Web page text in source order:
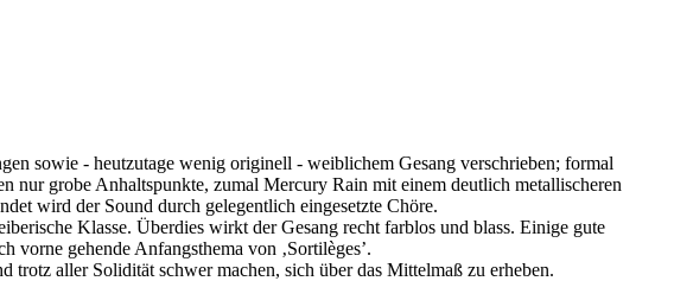
sowie - heutzutage wenig originell - weiblichem Gesang verschrieben; formal
nur grobe Anhaltspunkte, zumal Mercury Rain mit einem deutlich metallischeren
wird der Sound durch gelegentlich eingesetzte Chöre.
Klasse. Überdies wirkt der Gesang recht farblos und blass. Einige gute
vorne gehende Anfangsthema von ‚Sortilèges’.
aller Solidität schwer machen, sich über das Mittelmaß zu erheben.